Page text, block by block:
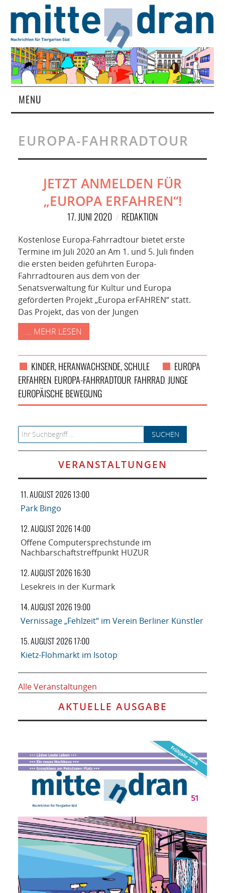
MENU
MAGAZIN
ÜBER UNS
RUBRIKEN
SPONSORING
KONTAKT
EUROPA-FAHRRADTOUR
JETZT ANMELDEN FÜR
„EUROPA ERFAHREN“!
17. JUNI 2020 REDAKTION
Kostenlose Europa-Fahrradtour bietet erste
Termine im Juli 2020 an Am 1. und 5. Juli finden
die ersten beiden geführten Europa-
Fahrradtouren aus dem von der
Senatsverwaltung für Kultur und Europa
geförderten Projekt „Europa erFAHREN“ statt.
Das Projekt, das von der Jungen
... MEHR LESEN
KINDER, HERANWACHSENDE, SCHULE
EUROPA
ERFAHREN, EUROPA-FAHRRADTOUR, FAHRRAD,JUNGE
EUROPÄISCHE BEWEGUNG
Search for:
VERANSTALTUNGEN
11. AUGUST 2026 13:00
Park Bingo
12. AUGUST 2026 14:00
Offene Computersprechstunde im
Nachbarschaftstreffpunkt HUZUR
12. AUGUST 2026 16:30
Lesekreis in der Kurmark
14. AUGUST 2026 19:00
Vernissage „Fehlzeit“ im Verein Berliner Künstler
15. AUGUST 2026 17:00
Kietz-Flohmarkt im Isotop
Alle Veranstaltungen
AKTUELLE AUSGABE